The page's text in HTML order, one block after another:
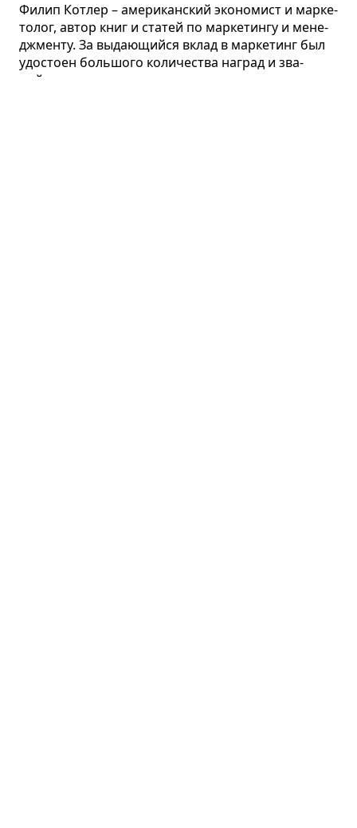
Филип Кот­лер – аме­ри­кан­ский эко­но­мист и мар­ке­
то­лог, автор книг и ста­тей по мар­ке­тингу и мене­
джменту. За выда­ю­щийся вклад в мар­ке­тинг был
удо­стоен боль­шого коли­че­ства наград и зва­
ний, ...